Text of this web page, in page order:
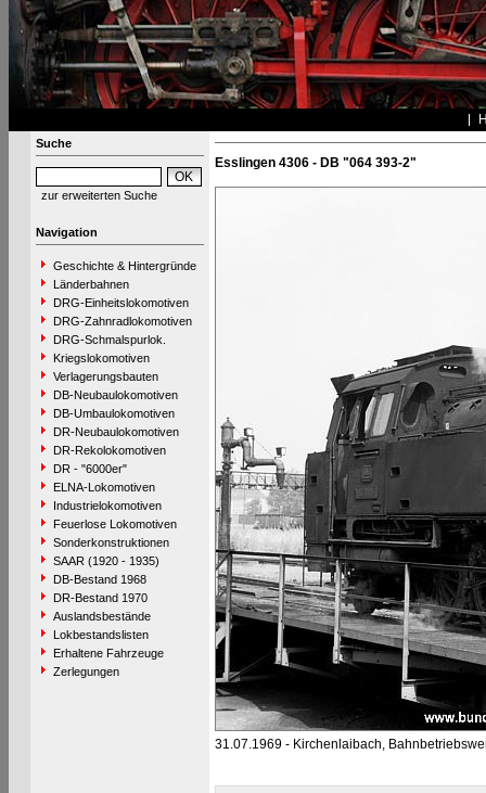
Suche
zur erweiterten Suche
Navigation
Geschichte & Hintergründe
Länderbahnen
DRG-Einheitslokomotiven
DRG-Zahnradlokomotiven
DRG-Schmalspurlok.
Kriegslokomotiven
Verlagerungsbauten
DB-Neubaulokomotiven
DB-Umbaulokomotiven
DR-Neubaulokomotiven
DR-Rekolokomotiven
DR - "6000er"
ELNA-Lokomotiven
Industrielokomotiven
Feuerlose Lokomotiven
Sonderkonstruktionen
SAAR (1920 - 1935)
DB-Bestand 1968
DR-Bestand 1970
Auslandsbestände
Lokbestandslisten
Erhaltene Fahrzeuge
Zerlegungen
Esslingen 4306 - DB "064 393-2"
31.07.1969 - Kirchenlaibach,